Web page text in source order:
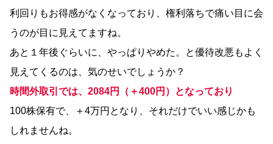
利回りもお得感がなくなっており、権利落ちで痛い目に会
うのが目に見えてますね。
あと１年後ぐらいに、やっぱりやめた。と優待改悪もよく
見えてくるのは、気のせいでしょうか？
時間外取引では、 2084円 （ ＋400円）となっており
100株保有で、＋4万円となり、それだけでいい感じかも
しれませんね。